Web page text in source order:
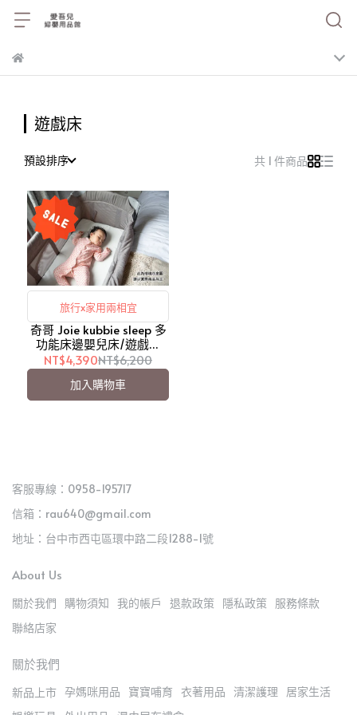
遊戲床
預設排序 共 1 件商品
旅行x家用兩相宜
奇哥 Joie kubbie sleep 多
功能床邊嬰兒床/遊戲床
(JBA57100A)【愛吾兒】
NT$4,390NT$6,200
加入購物車
客服專線：0958-195717
信箱：rau640@gmail.com
地址：台中市西屯區環中路二段1288-1號
About Us
關於我們 購物須知 我的帳戶 退款政策 隱私政策 服務條款
聯絡店家
關於我們
新品上市 孕媽咪用品 寶寶哺育 衣著用品 清潔護理
居家生活